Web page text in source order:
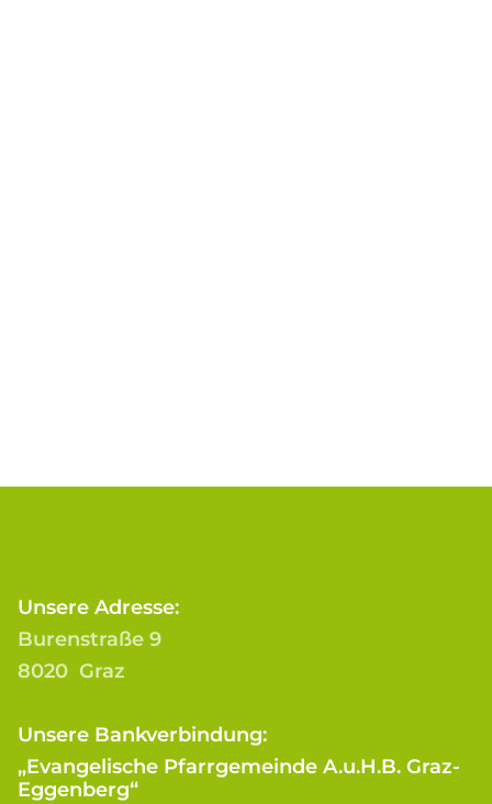
Unsere Adresse:
Burenstraße 9
8020 Graz
Unsere Bankverbindung:
„Evangelische Pfarrgemeinde A.u.H.B. Graz-
Eggenberg“